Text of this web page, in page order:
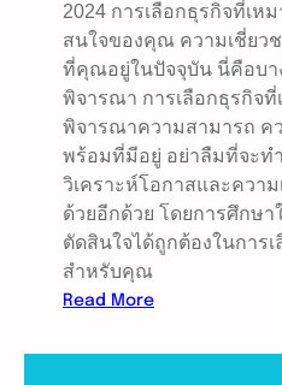
2024 การเลือกธุรกิจที่เ
สนใจของคุณ ความเชี่ยว
ที่คุณอยู่ในปัจจุบัน นี่คือบา
พิจารณา การเลือกธุรกิจ
พิจารณาความสามารถ ค
พร้อมที่มีอยู่ อย่าลืมที่จะท
วิเคราะห์โอกาสและควา
ด้วยอีกด้วย โดยการศึกษ
ตัดสินใจได้ถูกต้องในการ
สำหรับคุณ
Read More:
ริ่